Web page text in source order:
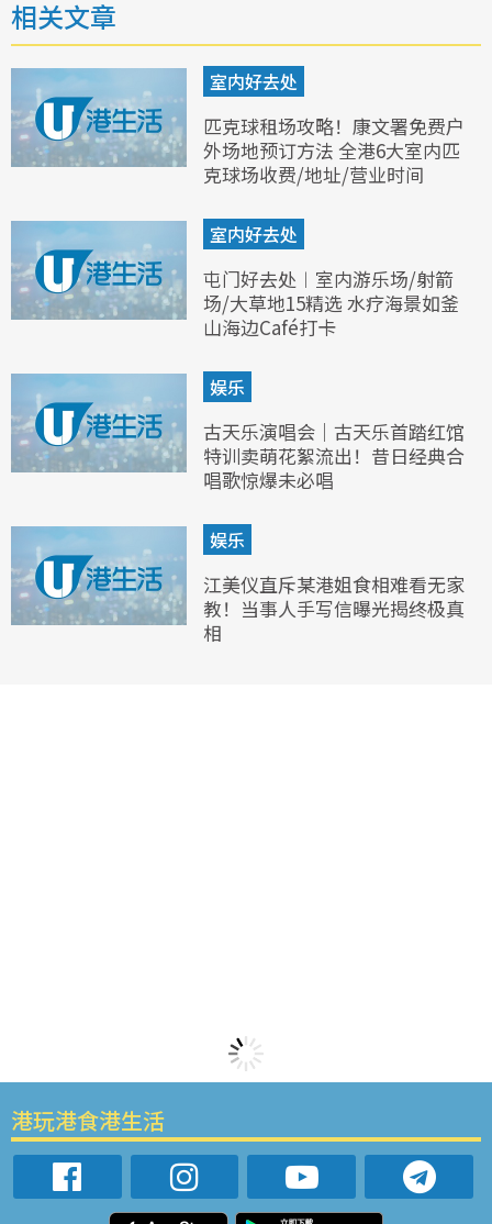
相关文章
室内好去处
匹克球租场攻略！康文署免费户
外场地预订方法 全港6大室内匹
克球场收费/地址/营业时间
室内好去处
屯门好去处︱室内游乐场/射箭
场/大草地15精选 水疗海景如釜
山海边Café打卡
娱乐
古天乐演唱会｜古天乐首踏红馆
特训卖萌花絮流出！昔日经典合
唱歌惊爆未必唱
娱乐
江美仪直斥某港姐食相难看无家
教！当事人手写信曝光揭终极真
相
港玩港食港生活